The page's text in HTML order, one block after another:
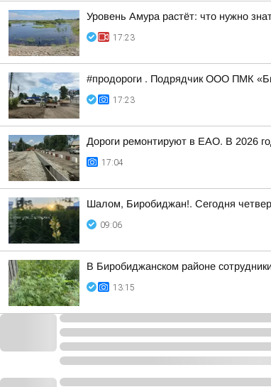
Уровень Амура растёт: что нужно
17:23
#продороги . Подрядчик ООО ПМК
17:23
Дороги ремонтируют в ЕАО. В 2026
17:04
Шалом, Биробиджан!. Сегодня
09:06
В Биробиджанском районе
13:15